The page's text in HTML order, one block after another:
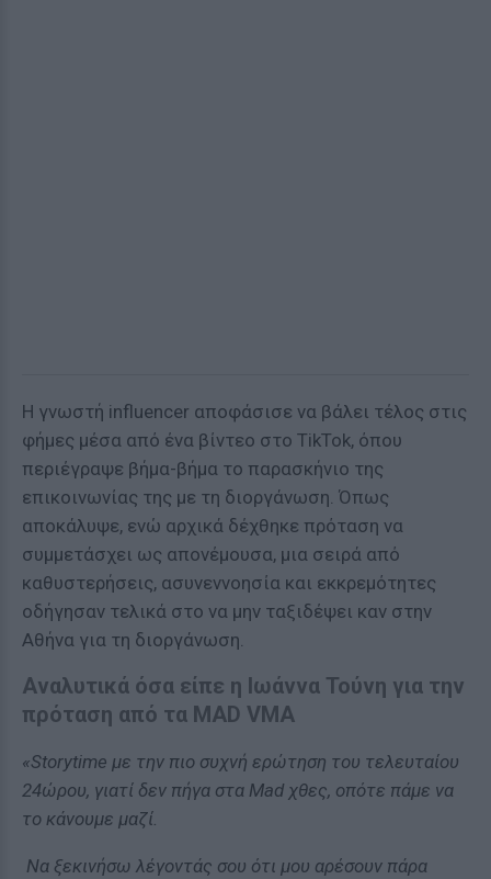
Η γνωστή influencer αποφάσισε να βάλει τέλος στις
φήμες μέσα από ένα βίντεο στο TikTok, όπου
περιέγραψε βήμα-βήμα το παρασκήνιο της
επικοινωνίας της με τη διοργάνωση. Όπως
αποκάλυψε, ενώ αρχικά δέχθηκε πρόταση να
συμμετάσχει ως απονέμουσα, μια σειρά από
καθυστερήσεις, ασυνεννοησία και εκκρεμότητες
οδήγησαν τελικά στο να μην ταξιδέψει καν στην
Αθήνα για τη διοργάνωση.
Αναλυτικά όσα είπε η Ιωάννα Τούνη για την
πρόταση από τα MAD VMA
«Storytime με την πιο συχνή ερώτηση του τελευταίου
24ώρου, γιατί δεν πήγα στα Mad χθες, οπότε πάμε να
το κάνουμε μαζί.
Να ξεκινήσω λέγοντάς σου ότι μου αρέσουν πάρα